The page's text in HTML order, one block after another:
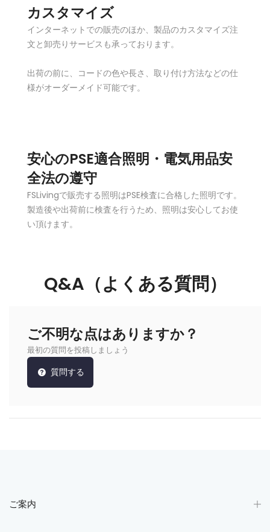
カスタマイズ
インターネットでの販売のほか、製品のカスタマイズ注
文と卸売りサービスも承っております。
出荷の前に、コードの色や長さ、取り付け方法などの仕
様がオーダーメイド可能です。
安心のPSE適合照明・電気用品安
全法の遵守
FSLivingで販売する照明はPSE検査に合格した照明です。
製造後や出荷前に検査を行うため、照明は安心してお使
い頂けます。
Q&A（よくある質問）
ご不明な点はありますか？
最初の質問を投稿しましょう
質問する
ご案内